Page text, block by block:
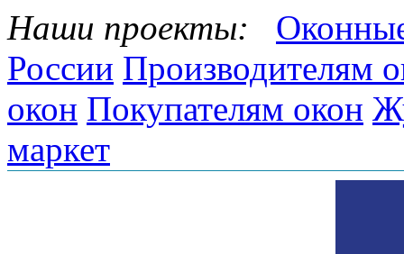
Наши проекты:
России Производителям
окон Покупателям окон
маркет